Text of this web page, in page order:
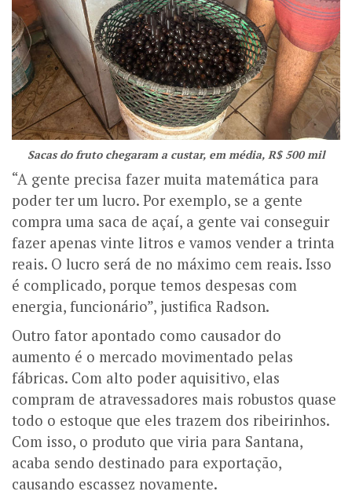
Sacas do fruto chegaram a custar, em média, R$ 500 mil
“A gente precisa fazer muita matemática para
poder ter um lucro. Por exemplo, se a gente
compra uma saca de açaí, a gente vai conseguir
fazer apenas vinte litros e vamos vender a trinta
reais. O lucro será de no máximo cem reais. Isso
é complicado, porque temos despesas com
energia, funcionário”, justifica Radson.
Outro fator apontado como causador do
aumento é o mercado movimentado pelas
fábricas. Com alto poder aquisitivo, elas
compram de atravessadores mais robustos quase
todo o estoque que eles trazem dos ribeirinhos.
Com isso, o produto que viria para Santana,
acaba sendo destinado para exportação,
causando escassez novamente.